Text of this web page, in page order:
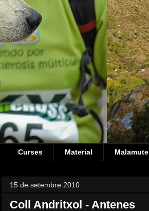
Curses Material Malamute
15 de setembre 2010
Coll Andritxol - Antenes